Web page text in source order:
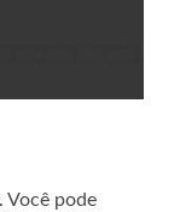
Você pode